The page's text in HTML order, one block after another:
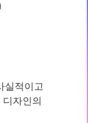
실적이고
자인의